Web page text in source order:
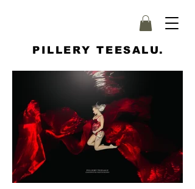
PILLERY TEESALU.